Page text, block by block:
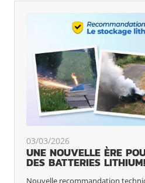
03/03/2026
UNE NOUVELLE ÈRE
DES BATTERIES LITHIUM!
Nouvelle recommandation